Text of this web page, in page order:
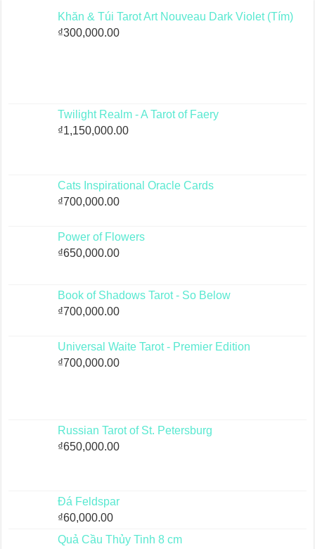
Khăn & Túi Tarot Art Nouveau Dark Violet (Tím)
₫300,000.00
Twilight Realm - A Tarot of Faery
₫1,150,000.00
Cats Inspirational Oracle Cards
₫700,000.00
Power of Flowers
₫650,000.00
Book of Shadows Tarot - So Below
₫700,000.00
Universal Waite Tarot - Premier Edition
₫700,000.00
Russian Tarot of St. Petersburg
₫650,000.00
Đá Feldspar
₫60,000.00
Quả Cầu Thủy Tinh 8 cm